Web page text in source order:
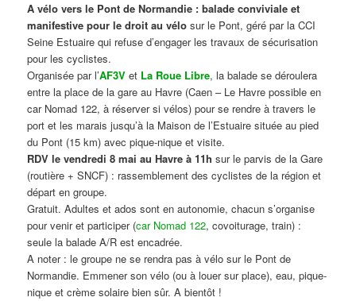
A vélo vers le Pont de Normandie : balade conviviale et
manifestive pour le droit au vélo sur le Pont, géré par la CCI
Seine Estuaire qui refuse d’engager les travaux de sécurisation
pour les cyclistes.
Organisée par l’AF3V et La Roue Libre, la balade se déroulera
entre la place de la gare au Havre (Caen – Le Havre possible en
car Nomad 122, à réserver si vélos) pour se rendre à travers le
port et les marais jusqu’à la Maison de l’Estuaire située au pied
du Pont (15 km) avec pique-nique et visite.
RDV le vendredi 8 mai au Havre à 11h sur le parvis de la Gare
(routière + SNCF) : rassemblement des cyclistes de la région et
départ en groupe.
Gratuit. Adultes et ados sont en autonomie, chacun s’organise
pour venir et participer (car Nomad 122, covoiturage, train) :
seule la balade A/R est encadrée.
A noter : le groupe ne se rendra pas à vélo sur le Pont de
Normandie. Emmener son vélo (ou à louer sur place), eau, pique-
nique et crème solaire bien sûr. A bientôt !